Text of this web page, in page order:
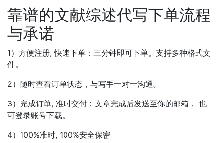
靠谱的文献综述代写下单流程
与承诺
1）方便注册, 快速下单：三分钟即可下单。支持多种格式文
件。
2）随时查看订单状态，与写手一对一沟通。
3）完成订单, 准时交付：文章完成后发送至你的邮箱， 也
可登录账号下载。
4）100%准时, 100%安全保密